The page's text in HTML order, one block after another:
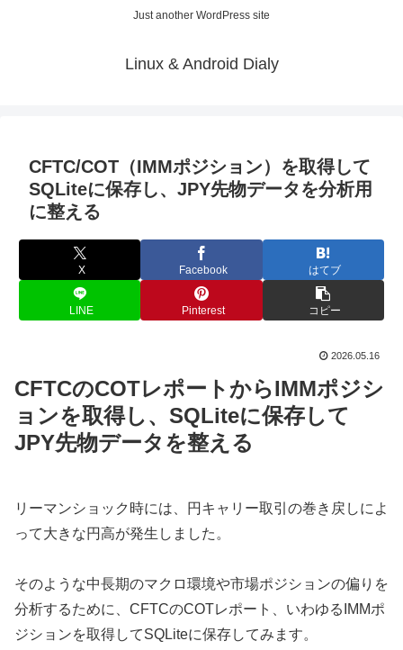
Just another WordPress site
Linux & Android Dialy
CFTC/COT（IMMポジション）を取得して
SQLiteに保存し、JPY先物データを分析用
に整える
X Facebook はてブ
LINE Pinterest コピー
2026.05.16
CFTCのCOTレポートからIMMポジシ
ョンを取得し、SQLiteに保存して
JPY先物データを整える
リーマンショック時には、円キャリー取引の巻き戻しによ
って大きな円高が発生しました。
そのような中長期のマクロ環境や市場ポジションの偏りを
分析するために、CFTCのCOTレポート、いわゆるIMMポ
ジションを取得してSQLiteに保存してみます。